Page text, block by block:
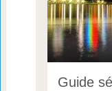
Guide